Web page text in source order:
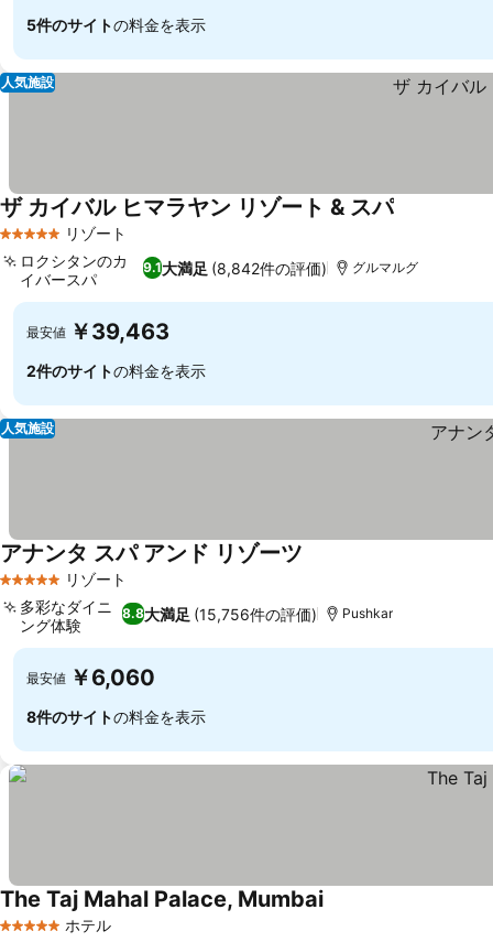
5件のサイトの料金を表示
人気施設
5 ホテルのランクリゾート
ザ カイバル ヒマラヤン リゾート & スパ料金を表示
9.1大満足 (8,842件の評価)
ロクシタンのカ
イバースパ
グルマルグ
最安値 ￥39,463
2件のサイトの料金を表示
人気施設
5 ホテルのランクリゾート
アナンタ スパ アンド リゾーツ
8.8大満足 (15,756件の評価)
多彩なダイニ
ング体験
Pushkar
最安値 ￥6,060
8件のサイトの料金を表示
5 ホテルのランク
ホテル
The Taj Mahal Palace, Mumbai料金を表示